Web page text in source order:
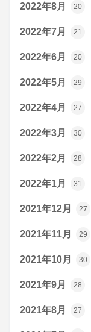
2022年8月 20
2022年7月 21
2022年6月 20
2022年5月 29
2022年4月 27
2022年3月 30
2022年2月 28
2022年1月 31
2021年12月 27
2021年11月 29
2021年10月 30
2021年9月 28
2021年8月 27